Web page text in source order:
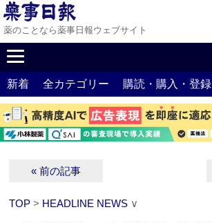
薬のことなら薬事日報ウェブサイト
新着 全カテゴリー 購読・購入・登録
« 前の記事
TOP > HEADLINE NEWS ∨